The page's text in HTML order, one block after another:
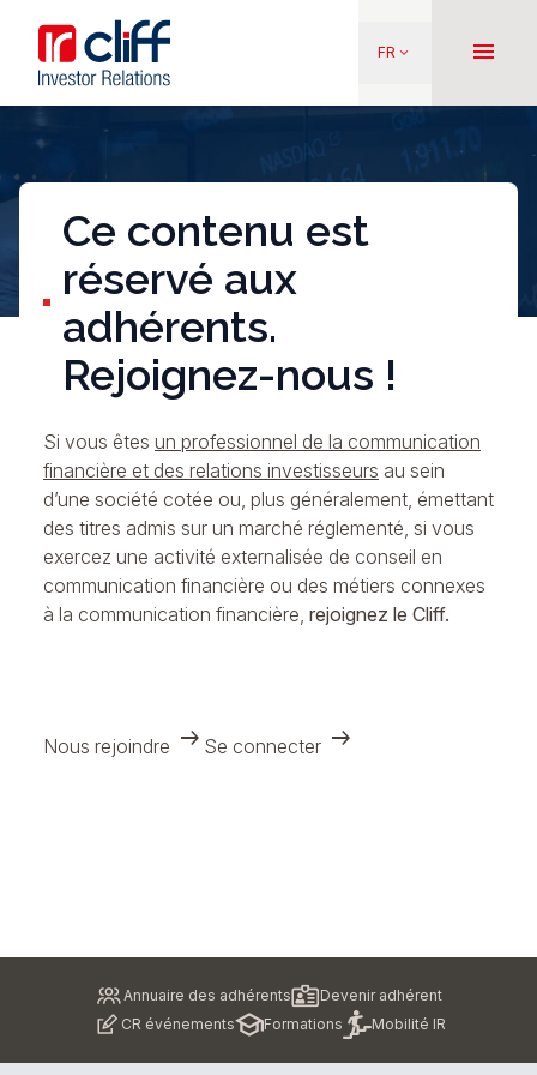
contenu
principal
Aller directement au contenu
FR keyboard_arrow_down menu
Ce contenu est
réservé aux
adhérents.
Rejoignez-nous !
Si vous êtes un professionnel de la communication
financière et des relations investisseurs au sein
d’une société cotée ou, plus généralement, émettant
des titres admis sur un marché réglementé, si vous
exercez une activité externalisée de conseil en
communication financière ou des métiers connexes
à la communication financière, rejoignez le Cliff.
Nous rejoindre arrow_right_alt Se connecter arrow_right_alt
Annuaire des adhérents
Devenir adhérent
CR événements
Formations Mobilité IR